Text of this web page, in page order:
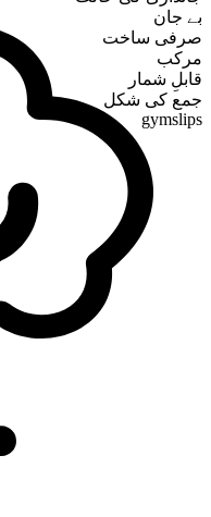
بے جان
صرفی ساخت
مرکب
قابلِ شمار
جمع کی شکل
gymslips